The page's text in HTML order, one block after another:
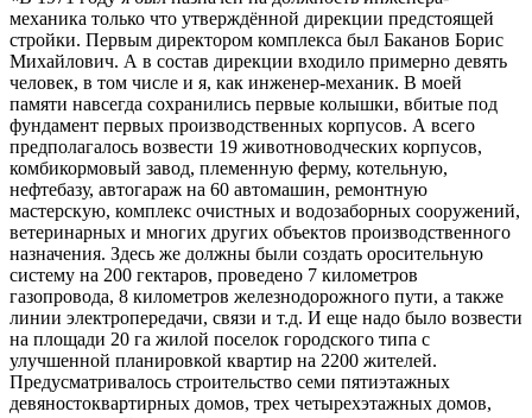
механика только что утверждённой дирекции предстоящей
стройки. Первым директором комплекса был Баканов Борис
Михайлович. А в состав дирекции входило примерно девять
человек, в том числе и я, как инженер-механик. В моей
памяти навсегда сохранились первые колышки, вбитые под
фундамент первых производственных корпусов. А всего
предполагалось возвести 19 животноводческих корпусов,
комбикормовый завод, племенную ферму, котельную,
нефтебазу, автогараж на 60 автомашин, ремонтную
мастерскую, комплекс очистных и водозаборных сооружений,
ветеринарных и многих других объектов производственного
назначения. Здесь же должны были создать оросительную
систему на 200 гектаров, проведено 7 километров
газопровода, 8 километров железнодорожного пути, а также
линии электропередачи, связи и т.д. И еще надо было возвести
на площади 20 га жилой поселок городского типа с
улучшенной планировкой квартир на 2200 жителей.
Предусматривалось строительство семи пятиэтажных
девяностоквартирных домов, трех четырехэтажных домов,